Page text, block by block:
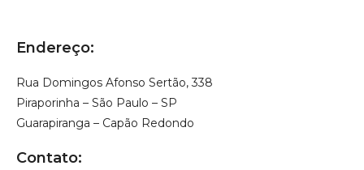
Endereço:
Rua Domingos Afonso Sertão, 338
Piraporinha – São Paulo – SP
Guarapiranga – Capão Redondo
Contato: